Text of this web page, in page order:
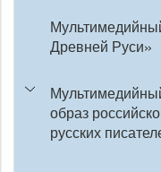
Древней Руси»
образ
русских